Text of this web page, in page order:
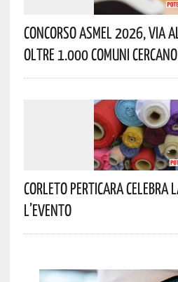
Concorso Asmel 2026, Via
Oltre 1.000 Comuni
Corleto Perticara Celebra
L’evento